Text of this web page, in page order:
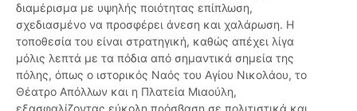
διαμέρισμα με υψηλής ποιότητας επίπλωση,
σχεδιασμένο να προσφέρει άνεση και χαλάρωση. Η
τοποθεσία του είναι στρατηγική, καθώς απέχει λίγα
μόλις λεπτά με τα πόδια από σημαντικά σημεία της
πόλης, όπως ο ιστορικός Ναός του Αγίου Νικολάου, το
Θέατρο Απόλλων και η Πλατεία Μιαούλη,
εξασφαλίζοντας εύκολη πρόσβαση σε πολιτιστικά και